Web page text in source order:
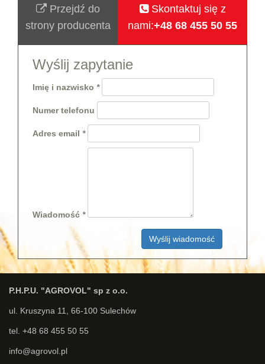
Przejdź do
strony producenta
Skontaktuj się z
nami:+48 68 455 50 55
Wyślij zapytanie
Imię i nazwisko
Numer telefonu
Adres email
Wiadomość
Wyślij wiadomość
P.H.P.U. "AGROVOL" sp z o.o.
ul. Kruszyna 11, 66-100 Sulechów
tel. +48 68 455 50 55
info@agrovol.pl